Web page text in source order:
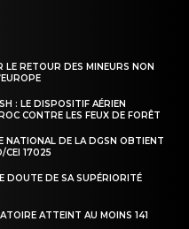
RETOUR DES MINEURS NON
: LE DISPOSITIF AÉRIEN
CONTRE LES FEUX DE FORÊT
NATIONAL DE LA DGSN OBTIENT
CEI 17025
DOUTE DE SA SUPÉRIORITÉ
ATTEINT AU MOINS 141